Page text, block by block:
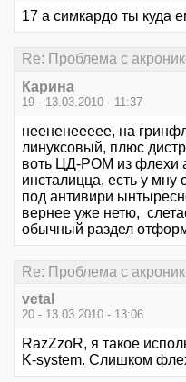
17 а симкардо ты куда
Re: Проблема с
Карина
19 - 13.03.2010 - 11:37
неененеееее, на
линуксовый, плюс
воть ЦД-РОМ из флехи
инсталицца, есть у мну
под антивири
вернее уже нетю,
обычный раздел
Re: Проблема с
vetal
20 - 13.03.2010 - 13:06
RazZzoR, я такое
K-system. Слишком